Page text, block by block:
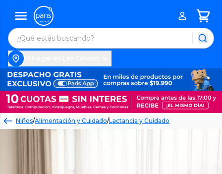
Niños/Alimentación y Cuidado/Lactancia y Cuidado